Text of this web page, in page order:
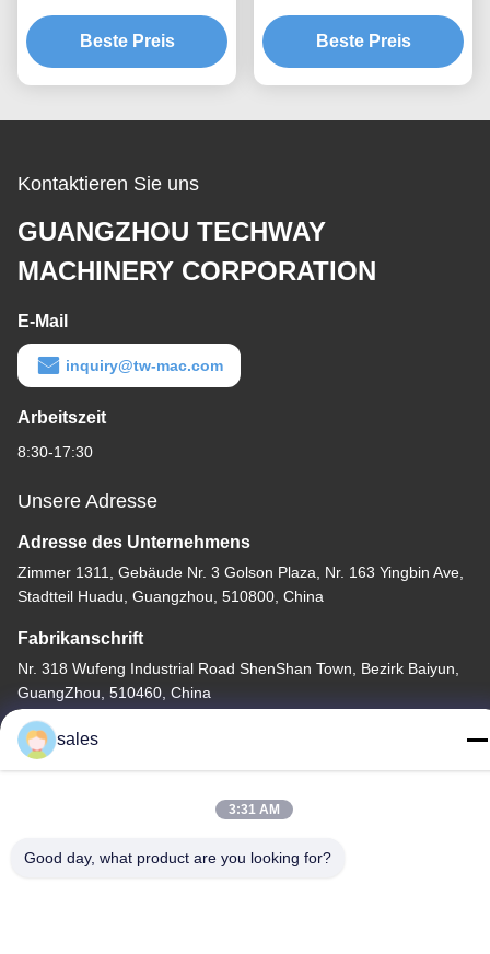
Heißverzinkung
MLP4200
Beste Preis
Materialhebeplattform
Beste Preis
Kontaktieren Sie uns
GUANGZHOU TECHWAY
MACHINERY CORPORATION
E-Mail
inquiry@tw-mac.com
Arbeitszeit
8:30-17:30
Unsere Adresse
Adresse des Unternehmens
Zimmer 1311, Gebäude Nr. 3 Golson Plaza, Nr. 163 Yingbin Ave,
Stadtteil Huadu, Guangzhou, 510800, China
Fabrikanschrift
Nr. 318 Wufeng Industrial Road ShenShan Town, Bezirk Baiyun,
GuangZhou, 510460, China
Telefone
86-20-36969420
sales
3:31 AM
Good day, what product are you looking for?